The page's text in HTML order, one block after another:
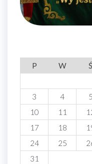
P
W Ś
3
4 5
10
11
17
18
24
25
31